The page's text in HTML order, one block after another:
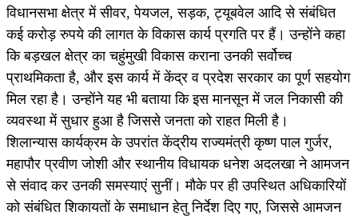
विधानसभा क्षेत्र में सीवर, पेयजल, सड़क, ट्यूबवेल आदि से संबंधित
कई करोड़ रुपये की लागत के विकास कार्य प्रगति पर हैं। उन्होंने कहा
कि बड़खल क्षेत्र का चहुंमुखी विकास कराना उनकी सर्वोच्च
प्राथमिकता है, और इस कार्य में केंद्र व प्रदेश सरकार का पूर्ण सहयोग
मिल रहा है। उन्होंने यह भी बताया कि इस मानसून में जल निकासी की
व्यवस्था में सुधार हुआ है जिससे जनता को राहत मिली है।
शिलान्यास कार्यक्रम के उपरांत केंद्रीय राज्यमंत्री कृष्ण पाल गुर्जर,
महापौर प्रवीण जोशी और स्थानीय विधायक धनेश अदलखा ने आमजन
से संवाद कर उनकी समस्याएं सुनीं। मौके पर ही उपस्थित अधिकारियों
को संबंधित शिकायतों के समाधान हेतु निर्देश दिए गए, जिससे आमजन